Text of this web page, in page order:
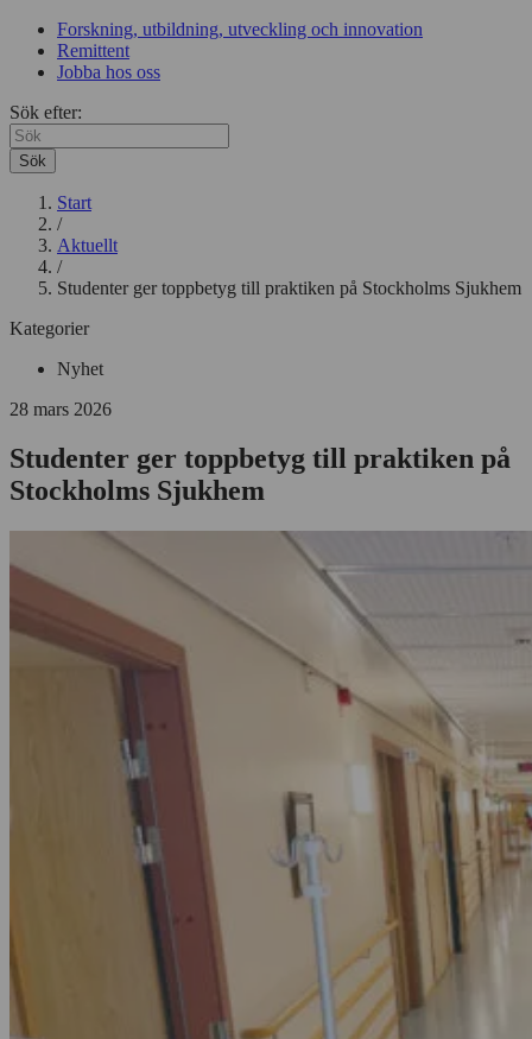
Forskning, utbildning, utveckling och innovation
Remittent
Jobba hos oss
Sök efter:
Sök
Start
/
Aktuellt
/
Studenter ger toppbetyg till praktiken på Stockholms Sjukhem
Kategorier
Nyhet
28 mars 2026
Studenter ger toppbetyg till praktiken på
Stockholms Sjukhem